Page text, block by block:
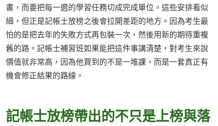
書，而要把每一週的學習任務切成完成單位。這些安排看似
細，但正是記帳士放榜之後會拉開差距的地方。因為考生最
怕的是把去年的失敗方式再包裝一次，然後用新的期待重複
舊的路。記帳士補習班如果能把這件事講清楚，對考生來說
價值就非常高，因為他買到的不是一堆課，而是一套真正有
機會修正結果的路線。
記帳士放榜帶出的不只是上榜與落